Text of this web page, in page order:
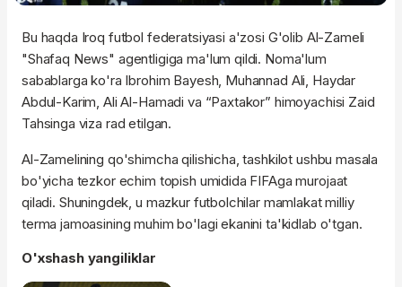
Bu haqda Iroq futbol federatsiyasi a'zosi G'olib Al-Zameli
"Shafaq News" agentligiga ma'lum qildi. Noma'lum
sabablarga ko'ra Ibrohim Bayesh, Muhannad Ali, Haydar
Abdul-Karim, Ali Al-Hamadi va “Paxtakor” himoyachisi Zaid
Tahsinga viza rad etilgan.
Al-Zamelining qo'shimcha qilishicha, tashkilot ushbu masala
bo'yicha tezkor echim topish umidida FIFAga murojaat
qiladi. Shuningdek, u mazkur futbolchilar mamlakat milliy
terma jamoasining muhim bo'lagi ekanini ta'kidlab o'tgan.
O'xshash yangiliklar